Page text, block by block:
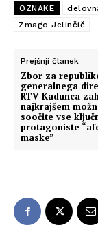
OZNAKE
Zmago Jelinčič
Prejšnji članek
Zbor za
generalnega
RTV Kadunca
najkrajšem
soočite vse
protagoniste
maske”